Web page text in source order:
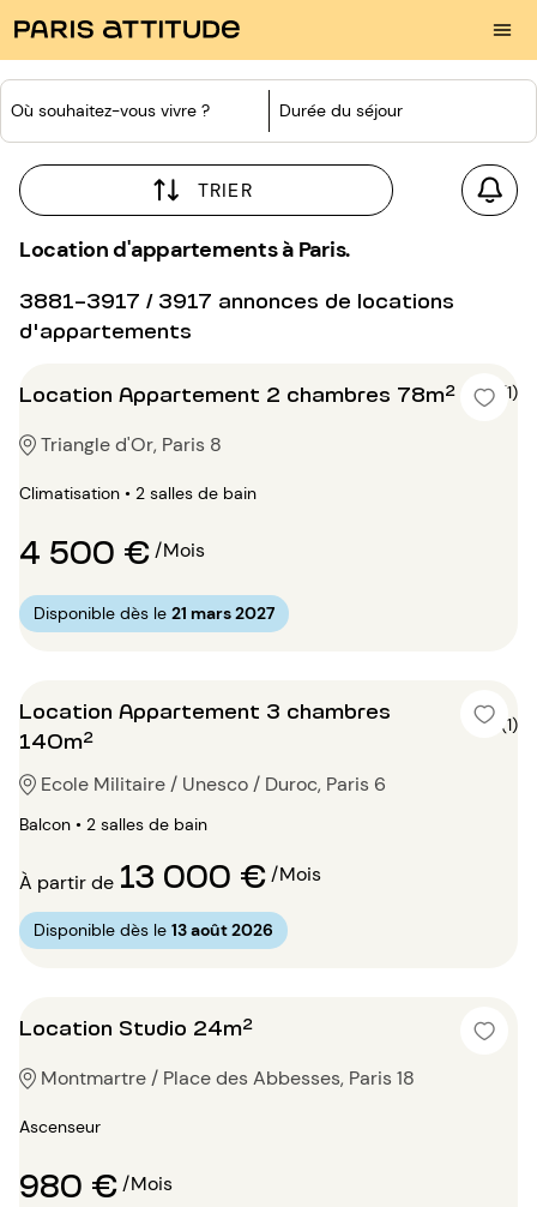
Où souhaitez-vous vivre ? Durée du séjour
TRIER
Location d'appartements à Paris.
3881-3917 / 3917 annonces de locations
d'appartements
Location Appartement 2 chambres 78m² 5 (1)
Triangle d'Or, Paris 8
Climatisation • 2 salles de bain
4 500 €/Mois
Disponible dès le 21 mars 2027
Location Appartement 3 chambres
140m²
4 (1)
Ecole Militaire / Unesco / Duroc, Paris 6
Balcon • 2 salles de bain
À partir de 13 000 €/Mois
Disponible dès le 13 août 2026
Location Studio 24m²
Montmartre / Place des Abbesses, Paris 18
Ascenseur
980 €/Mois